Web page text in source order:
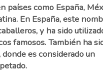
países como España,
En España, este
y ha sido
famosos. También ha
es considerado un